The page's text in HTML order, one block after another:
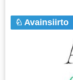
Avainsiirto